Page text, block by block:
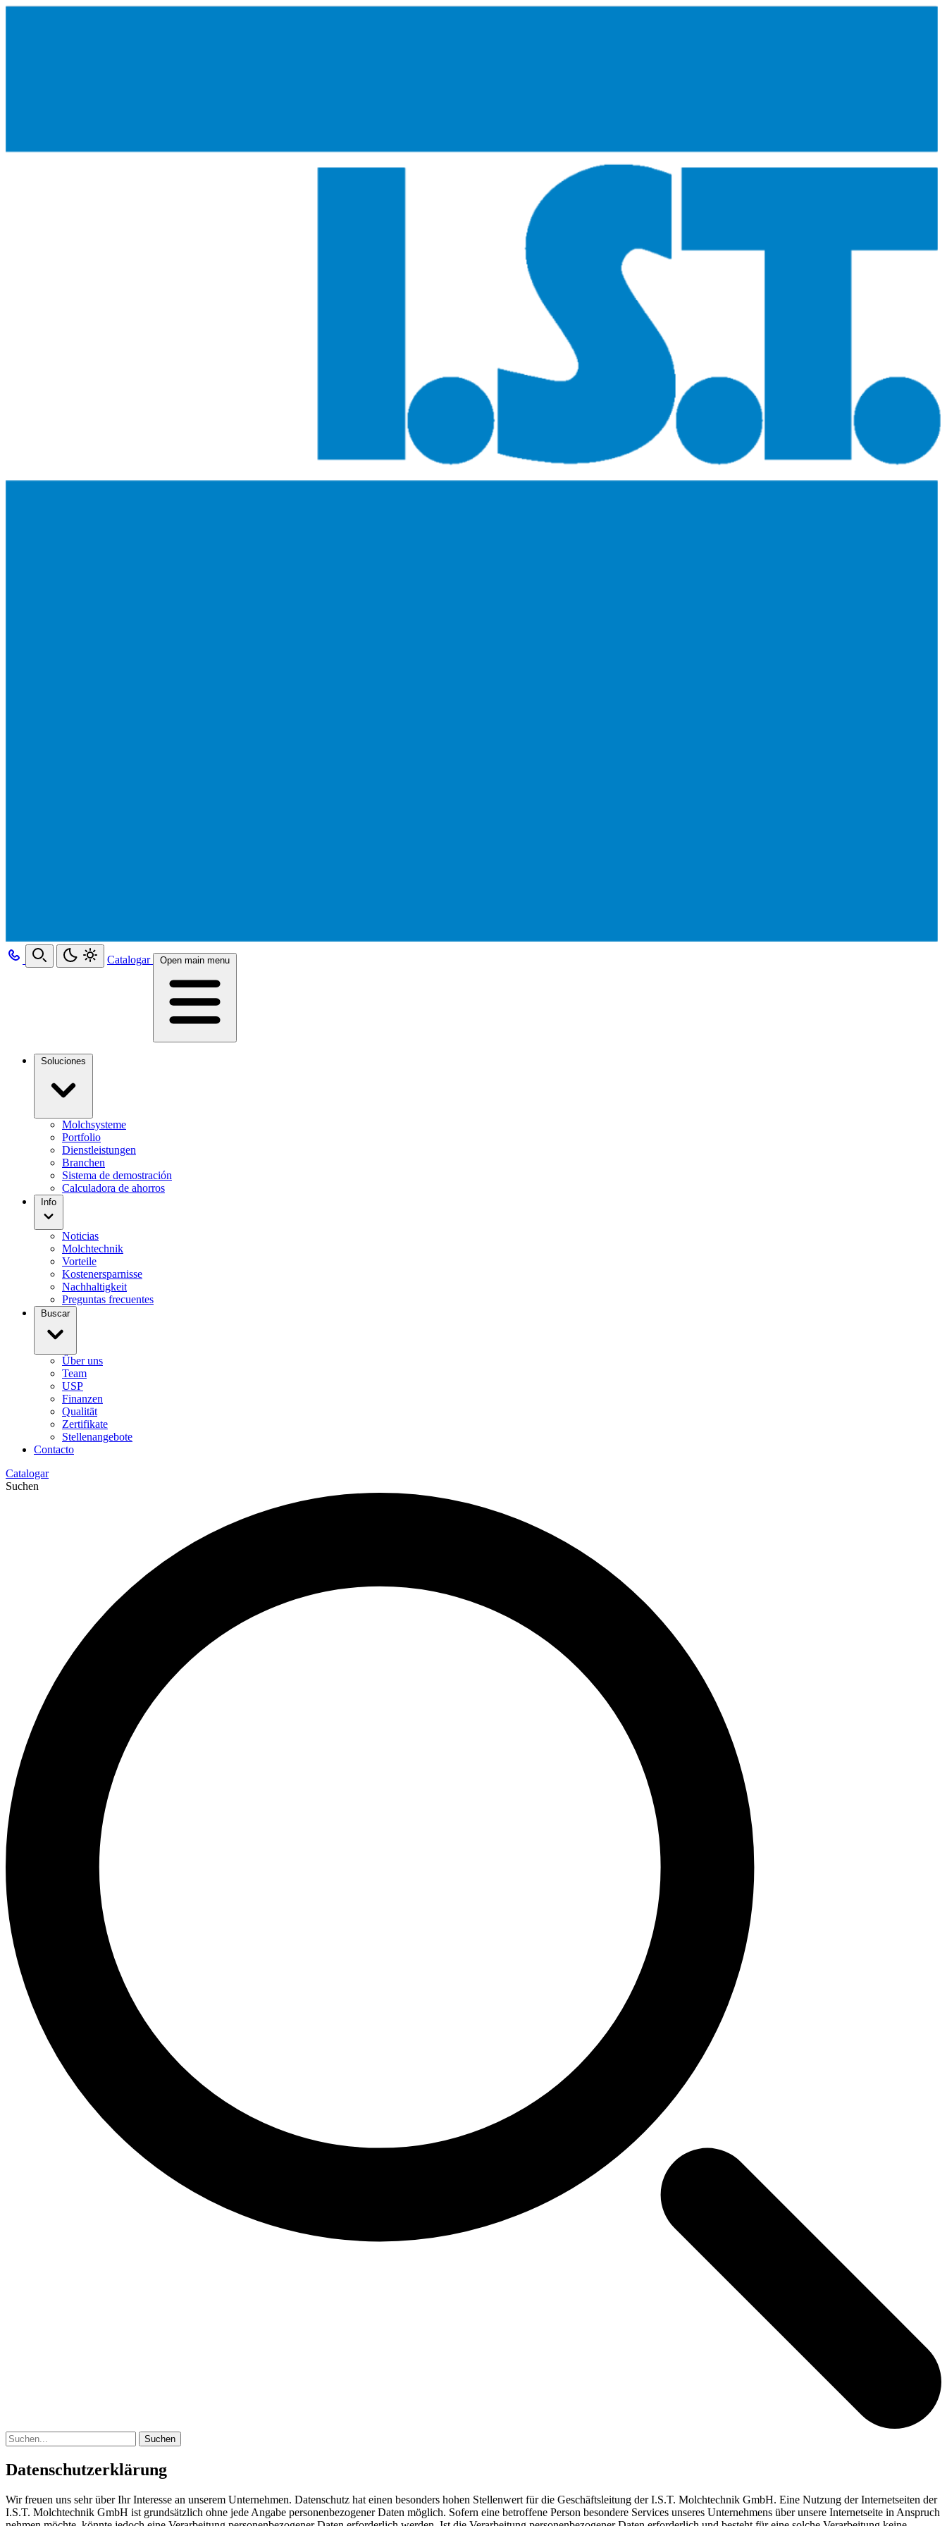
Catalogar Open main menu
Soluciones
Molchsysteme
Portfolio
Dienstleistungen
Branchen
Sistema de demostración
Calculadora de ahorros
Info
Noticias
Molchtechnik
Vorteile
Kostenersparnisse
Nachhaltigkeit
Preguntas frecuentes
Buscar
Über uns
Team
USP
Finanzen
Qualität
Zertifikate
Stellenangebote
Contacto
Catalogar
Suchen
Suchen
Datenschutzerklärung
Wir freuen uns sehr über Ihr Interesse an unserem Unternehmen. Datenschutz hat einen besonders hohen Stellenwert für die Geschäftsleitung der I.S.T. Molchtechnik GmbH. Eine Nutzung der Internetseiten der
I.S.T. Molchtechnik GmbH ist grundsätzlich ohne jede Angabe personenbezogener Daten möglich. Sofern eine betroffene Person besondere Services unseres Unternehmens über unsere Internetseite in Anspruch